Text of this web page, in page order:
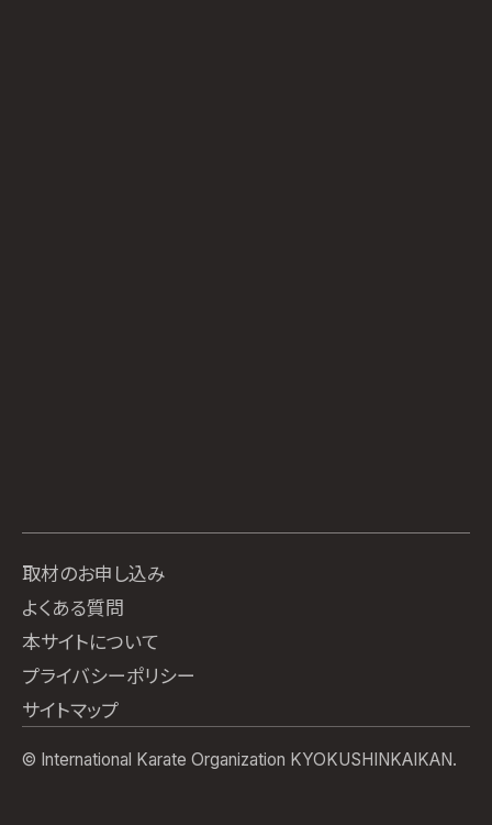
取材のお申し込み
よくある質問
本サイトについて
プライバシーポリシー
サイトマップ
© International Karate Organization KYOKUSHINKAIKAN.